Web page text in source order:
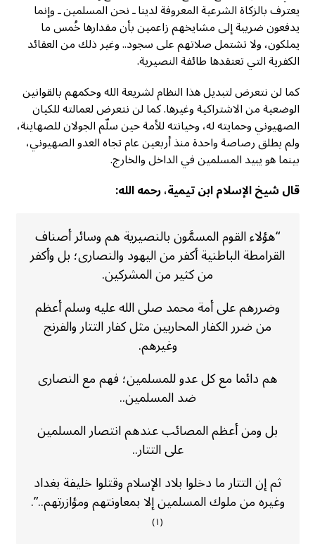
يعترف بالزكاة الشرعية المعروفة لدينا ـ نحن المسلمين ـ وإنما
يدفعون ضريبة إلى مشايخهم زاعمين بأن مقدارها خُمس ما
يملكون، ولا تشتمل صلاتهم على سجود.. وغير ذلك من العقائد
الكفرية التي تعتقدها طائفة النصيرية.
كما لن نتعرض لتبديل هذا النظام لشريعة الله وحكمهم بالقوانين
الوضعية من الاشتراكية وغيرها. كما لن نتعرض لعمالته للكيان
الصهيوني وحمايته له، وخيانته للأمة حين سلّم الجولان للصهاينة،
ولم يطلق رصاصة واحدة منذ أربعين عام تجاه العدو الصهيوني،
بينما هو يبيد المسلمين في الداخل والخارج.
قال شيخ الإسلام ابن تيمية، رحمه الله:
“هؤلاء القوم المسمَّون بالنصيرية هم وسائر أصناف
القرامطة الباطنية أكفر من اليهود والنصارى؛ بل وأكفر
من كثير من المشركين.
وضررهم على أمة محمد صلى الله عليه وسلم أعظم
من ضرر الكفار المحاربين مثل كفار التتار والفرنج
وغيرهم.
هم دائما مع كل عدو للمسلمين؛ فهم مع النصارى
ضد المسلمين..
بل ومن أعظم المصائب عندهم انتصار المسلمين
على التتار..
ثم إن التتار ما دخلوا بلاد الإسلام وقتلوا خليفة بغداد
وغيره من ملوك المسلمين إلا بمعاونتهم ومؤازرتهم..”.
(١)